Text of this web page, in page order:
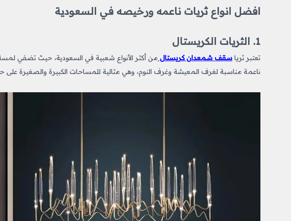
افضل انواع ثريات ناعمه ورخيصه​ في السعودية
1. الثريات الكريستال
تعتبر ثريا سقف شمعدان كريستال من أكثر الأنواع شعبية في السعودية، حيث تضفي
ناعمة مناسبة لغرف المعيشة وغرف النوم، وهي مثالية للمساحات الكبيرة والصغيرة على